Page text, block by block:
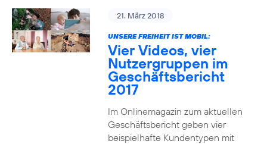
21. März 2018
UNSERE FREIHEIT IST MOBIL:
Vier Videos, vier
Nutzergruppen im
Geschäftsbericht
2017
Im Onlinemagazin zum aktuellen
Geschäftsbericht geben vier
beispielhafte Kundentypen mit